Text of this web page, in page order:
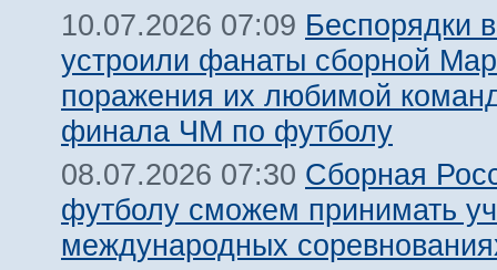
10.07.2026 07:09 Беспорядки
устроили фанаты сборной
поражения их любимой
финала ЧМ по футболу
08.07.2026 07:30 Сборная
футболу сможем принимать
международных